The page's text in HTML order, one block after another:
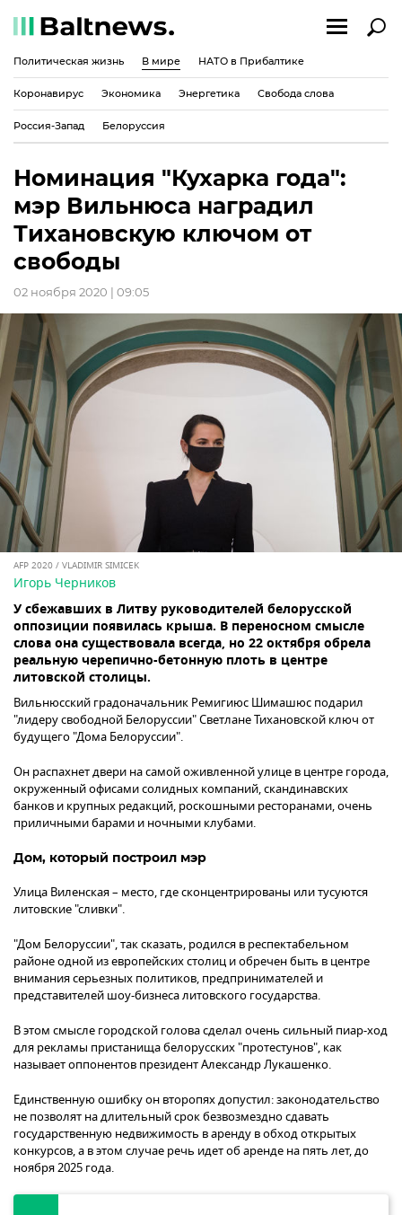
Политическая жизнь В мире НАТО в Прибалтике
Коронавирус Экономика Энергетика Свобода слова
Россия-Запад Белоруссия
Номинация "Кухарка года":
мэр Вильнюса наградил
Тихановскую ключом от
свободы
02 ноября 2020 | 09:05
AFP 2020 / VLADIMIR SIMICEK
Игорь Черников
У сбежавших в Литву руководителей белорусской
оппозиции появилась крыша. В переносном смысле
слова она существовала всегда, но 22 октября обрела
реальную черепично-бетонную плоть в центре
литовской столицы.
Вильнюсский градоначальник Ремигиюс Шимашюс подарил
"лидеру свободной Белоруссии" Светлане Тихановской ключ от
будущего "Дома Белоруссии".
Он распахнет двери на самой оживленной улице в центре города,
окруженный офисами солидных компаний, скандинавских
банков и крупных редакций, роскошными ресторанами, очень
приличными барами и ночными клубами.
Дом, который построил мэр
Улица Виленская – место, где сконцентрированы или тусуются
литовские "сливки".
"Дом Белоруссии", так сказать, родился в респектабельном
районе одной из европейских столиц и обречен быть в центре
внимания серьезных политиков, предпринимателей и
представителей шоу-бизнеса литовского государства.
В этом смысле городской голова сделал очень сильный пиар-ход
для рекламы пристанища белорусских "протестунов", как
называет оппонентов президент Александр Лукашенко.
Единственную ошибку он второпях допустил: законодательство
не позволят на длительный срок безвозмездно сдавать
государственную недвижимость в аренду в обход открытых
конкурсов, а в этом случае речь идет об аренде на пять лет, до
ноября 2025 года.